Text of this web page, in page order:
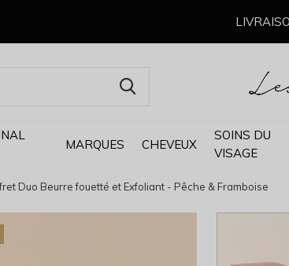
MARQUES CHEVEUX
SOINS DU
VISAGE
Duo Beurre fouetté et Exfoliant - Pêche & Framboise